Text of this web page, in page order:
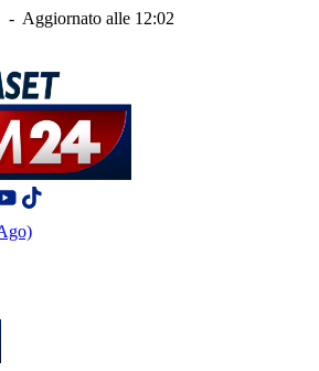
- Aggiornato alle 12:02